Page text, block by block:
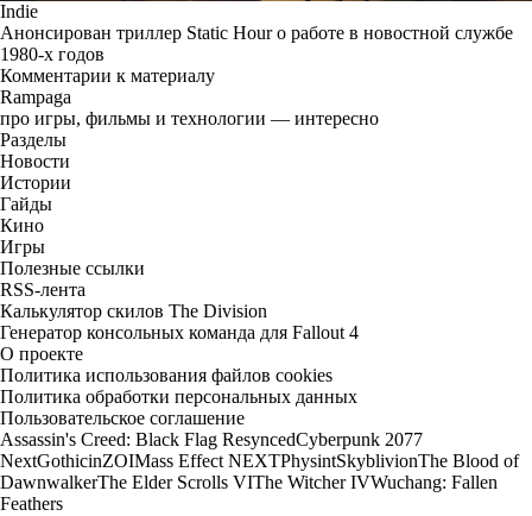
Indie
Анонсирован триллер Static Hour о работе в новостной службе
1980-х годов
Комментарии к материалу
Rampaga
про игры, фильмы и технологии — интересно
Разделы
Новости
Истории
Гайды
Кино
Игры
Полезные ссылки
RSS-лента
Калькулятор скилов The Division
Генератор консольных команда для Fallout 4
О проекте
Политика использования файлов cookies
Политика обработки персональных данных
Пользовательское соглашение
Assassin's Creed: Black Flag ResyncedCyberpunk 2077
NextGothicinZOIMass Effect NEXTPhysintSkyblivionThe Blood of
DawnwalkerThe Elder Scrolls VIThe Witcher IVWuchang: Fallen
Feathers